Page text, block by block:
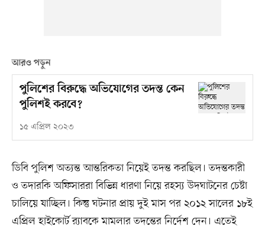
আরও পড়ুন
পুলিশের বিরুদ্ধে অভিযোগের তদন্ত কেন
পুলিশই করবে?
১৫ এপ্রিল ২০২৩
ডিবি পুলিশ অত্যন্ত আন্তরিকতা নিয়েই তদন্ত করছিল। তদন্তকারী
ও তদারকি অফিসাররা বিভিন্ন ধারণা নিয়ে রহস্য উদঘাটনের চেষ্টা
চালিয়ে যাচ্ছিল। কিন্তু ঘটনার প্রায় দুই মাস পর ২০১২ সালের ১৮ই
এপ্রিল হাইকোর্ট র‍্যাবকে মামলার তদন্তের নির্দেশ দেন। এতেই